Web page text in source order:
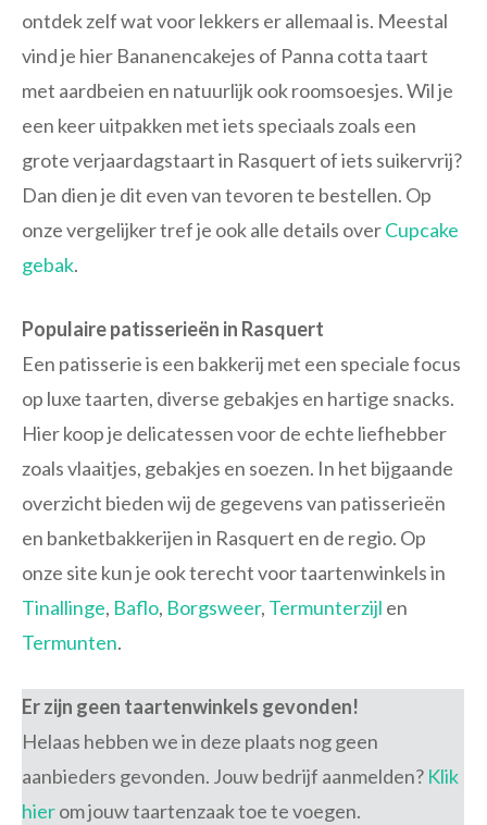
ontdek zelf wat voor lekkers er allemaal is. Meestal
vind je hier Bananencakejes of Panna cotta taart
met aardbeien en natuurlijk ook roomsoesjes. Wil je
een keer uitpakken met iets speciaals zoals een
grote verjaardagstaart in Rasquert of iets suikervrij?
Dan dien je dit even van tevoren te bestellen. Op
onze vergelijker tref je ook alle details overCupcake
gebak.
Populaire patisserieën in Rasquert
Een patisserie is een bakkerij met een speciale focus
op luxe taarten, diverse gebakjes en hartige snacks.
Hier koop je delicatessen voor de echte liefhebber
zoals vlaaitjes, gebakjes en soezen. In het bijgaande
overzicht bieden wij de gegevens van patisserieën
en banketbakkerijen in Rasquert en de regio. Op
onze site kun je ook terecht voor taartenwinkels in
Tinallinge, Baflo, Borgsweer, Termunterzijl en
Termunten.
Er zijn geen taartenwinkels gevonden!
Helaas hebben we in deze plaats nog geen
aanbieders gevonden. Jouw bedrijf aanmelden? Klik
hierom jouw taartenzaak toe te voegen.